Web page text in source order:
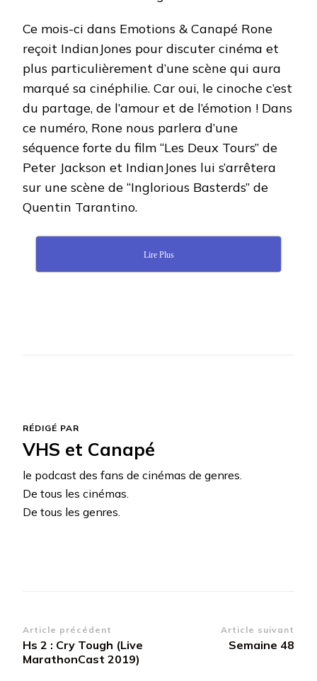
BASTERDS
Ce mois-ci dans Emotions & Canapé Rone
reçoit IndianJones pour discuter cinéma et
plus particulièrement d’une scène qui aura
marqué sa cinéphilie. Car oui, le cinoche c’est
du partage, de l’amour et de l’émotion ! Dans
ce numéro, Rone nous parlera d’une
séquence forte du film “Les Deux Tours” de
Peter Jackson et IndianJones lui s’arrêtera
sur une scène de “Inglorious Basterds” de
Quentin Tarantino.
Lire Plus
RÉDIGÉ PAR
VHS et Canapé
le podcast des fans de cinémas de genres.
De tous les cinémas.
De tous les genres.
Navigation
d’article
Article précédent
Hs 2 : Cry Tough (Live
MarathonCast 2019)
Article suivant
Semaine 48